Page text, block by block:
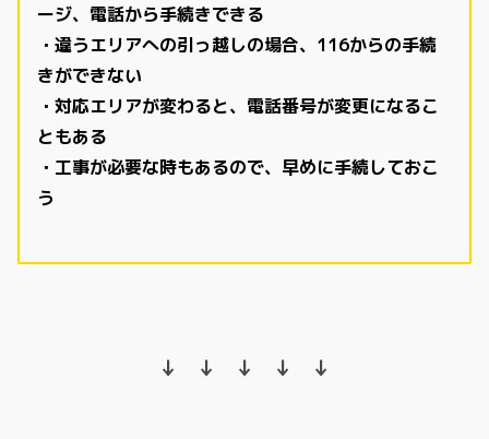
ージ、電話から手続きできる
・違うエリアへの引っ越しの場合、116からの手続
きができない
・対応エリアが変わると、電話番号が変更になるこ
ともある
・工事が必要な時もあるので、早めに手続しておこ
う
↓ ↓ ↓ ↓ ↓